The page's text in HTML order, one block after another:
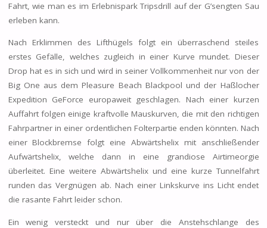
Fahrt, wie man es im Erlebnispark Tripsdrill auf der G’sengten Sau
erleben kann.
Nach Erklimmen des Lifthügels folgt ein überraschend steiles
erstes Gefälle, welches zugleich in einer Kurve mundet. Dieser
Drop hat es in sich und wird in seiner Vollkommenheit nur von der
Big One aus dem Pleasure Beach Blackpool und der Haßlocher
Expedition GeForce europaweit geschlagen. Nach einer kurzen
Auffahrt folgen einige kraftvolle Mauskurven, die mit den richtigen
Fahrpartner in einer ordentlichen Folterpartie enden könnten. Nach
einer Blockbremse folgt eine Abwärtshelix mit anschließender
Aufwärtshelix, welche dann in eine grandiose Airtimeorgie
überleitet. Eine weitere Abwärtshelix und eine kurze Tunnelfahrt
runden das Vergnügen ab. Nach einer Linkskurve ins Licht endet
die rasante Fahrt leider schon.
Ein wenig versteckt und nur über die Anstehschlange des